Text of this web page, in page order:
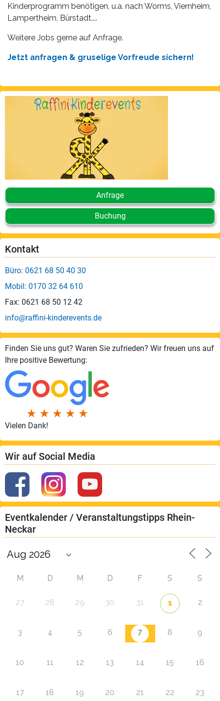
Kinderprogramm benötigen, u.a. nach Worms, Viernheim,
Lampertheim, Bürstadt....
Weitere Jobs gerne auf Anfrage.
Jetzt anfragen & gruselige Vorfreude sichern!
Anfrage
Buchung
Kontakt
Büro: 0621 68 50 40 30
Mobil: 0170 32 64 610
Fax: 0621 68 50 12 42
info@raffini-kinderevents.de
Finden Sie uns gut? Waren Sie zufrieden? Wir freuen uns auf
Ihre positive Bewertung:
Vielen Dank!
Wir auf Social Media
Eventkalender / Veranstaltungstipps Rhein-
Neckar
M D M D F S S
27 28 29 30 31 1 2
3 4 5 6 7 8 9
10 11 12 13 14 15 16
17 18 19 20 21 22 23